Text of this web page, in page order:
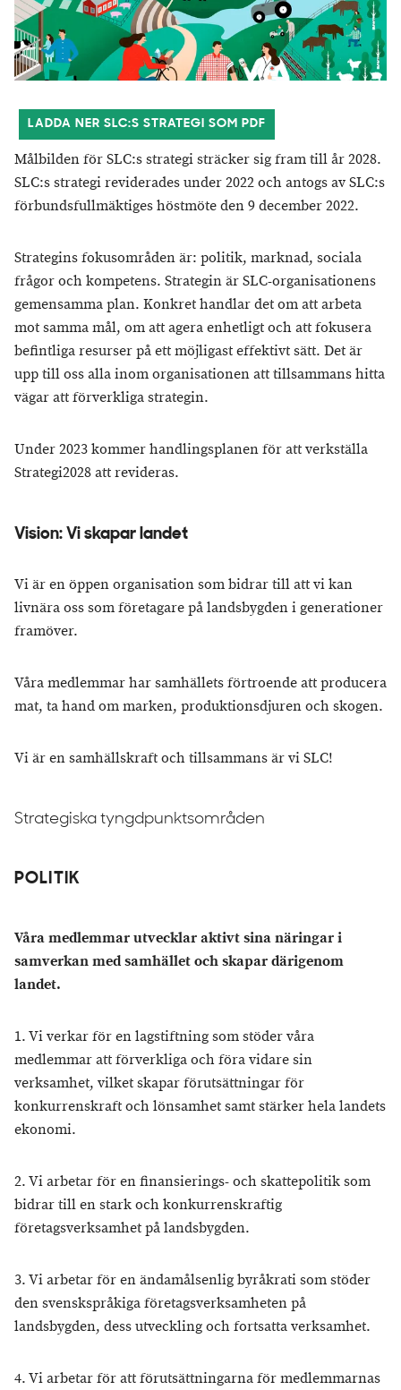
LADDA NER SLC:S STRATEGI SOM PDF
Målbilden för SLC:s strategi sträcker sig fram till år 2028.
SLC:s strategi reviderades under 2022 och antogs av SLC:s
förbundsfullmäktiges höstmöte den 9 december 2022.
Strategins fokusområden är: politik, marknad, sociala
frågor och kompetens. Strategin är SLC-organisationens
gemensamma plan. Konkret handlar det om att arbeta
mot samma mål, om att agera enhetligt och att fokusera
befintliga resurser på ett möjligast effektivt sätt. Det är
upp till oss alla inom organisationen att tillsammans hitta
vägar att förverkliga strategin.
Under 2023 kommer handlingsplanen för att verkställa
Strategi2028 att revideras.
Vision: Vi skapar landet
Vi är en öppen organisation som bidrar till att vi kan
livnära oss som företagare på landsbygden i generationer
framöver.
Våra medlemmar har samhällets förtroende att producera
mat, ta hand om marken, produktionsdjuren och skogen.
Vi är en samhällskraft och tillsammans är vi SLC!
Strategiska tyngdpunktsområden
POLITIK
Våra medlemmar utvecklar aktivt sina näringar i
samverkan med samhället och skapar därigenom
landet.
1. Vi verkar för en lagstiftning som stöder våra
medlemmar att förverkliga och föra vidare sin
verksamhet, vilket skapar förutsättningar för
konkurrenskraft och lönsamhet samt stärker hela landets
ekonomi.
2. Vi arbetar för en finansierings- och skattepolitik som
bidrar till en stark och konkurrenskraftig
företagsverksamhet på landsbygden.
3. Vi arbetar för en ändamålsenlig byråkrati som stöder
den svenskspråkiga företagsverksamheten på
landsbygden, dess utveckling och fortsatta verksamhet.
4. Vi arbetar för att förutsättningarna för medlemmarnas